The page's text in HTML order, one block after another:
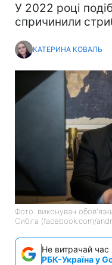
У 2022 році
спричинили
КАТЕРИНА КОВАЛЬ
Фото: виконувач
Сибіга (facebook.com/
Не витрачай час
РБК-Україна у